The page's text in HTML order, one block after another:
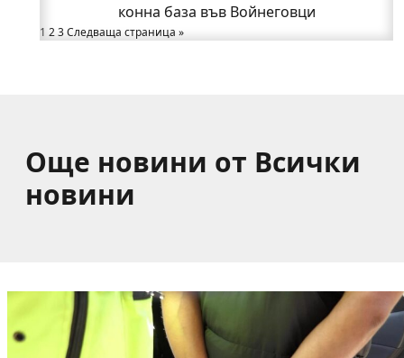
пред живота в чужбина? (ВИДЕО)
Родов оброк събра поколения под старата круша
конна база във Войнеговци
1 23Следваща страница »
Още новини от Всички
новини